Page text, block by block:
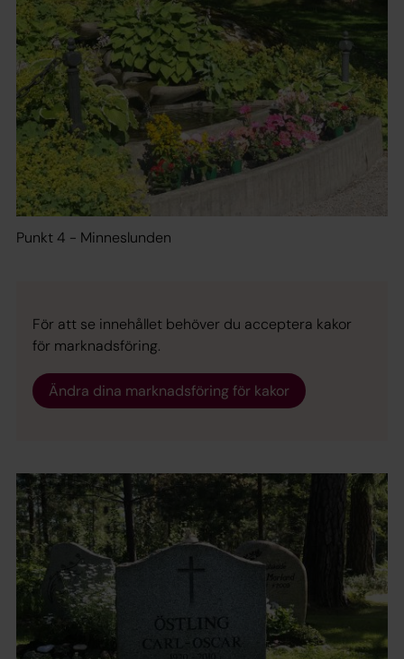
Punkt 4 - Minneslunden
För att se innehållet behöver du acceptera kakor
för marknadsföring.
Ändra dina marknadsföring för kakor